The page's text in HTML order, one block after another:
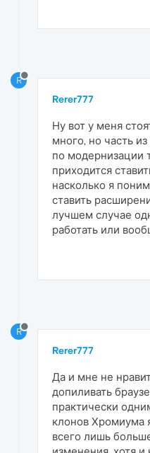
R
Rerer777
Ну вот у меня
много, но часть
по модернизации
приходится
насколько я
ставить
лучшем случае
работать или
R
Rerer777
Да и мне не
допиливать
практически
клонов Хромиума
всего лишь